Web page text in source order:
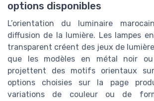
options disponibles
L’orientation du luminaire
diffusion de la lumière. Les lampes
transparent créent des jeux de
que les modèles en métal noir
projettent des motifs orientaux
options choisies sur la page
variations de couleur ou de